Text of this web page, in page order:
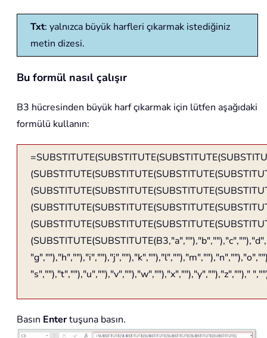
Txt: yalnızca büyük harfleri çıkarmak istediğiniz
metin dizesi.
Bu formül nasıl çalışır
B3 hücresinden büyük harf çıkarmak için lütfen aşağıdaki
formülü kullanın:
"s",""),"t",""),"u",""),"v",""),"w",""),"x",""),"y",""),"z",""),"
Basın Entertuşuna basın.